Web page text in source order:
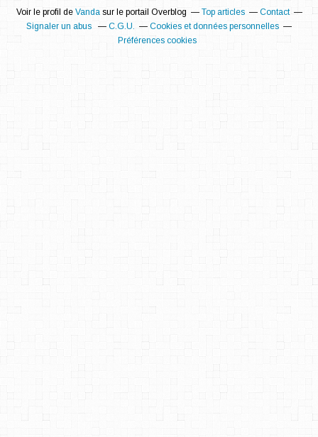
Voir le profil de Vandasur le portail Overblog Top articles
Contact
Signaler un abus
C.G.U.
Cookies et données personnelles
Préférences cookies